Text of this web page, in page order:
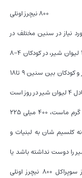
800 نیچرز اونلی
میزان کلسیم مورد نیاز در سنین مختلف در
کودکان یک ساله (۵۰۰ میلی گرم در روز) یا معادل ۲ لیوان شیر، در کودکان ۴-۸
ساله (۸۰۰ میلی گرم در روز) یا معادل ۳ لیوان شیر و کودکان بین سنین ۹ تا۱۸
۲۲۵ گرم شیر حاوی ۳۰۰ میلی گرم کلسیم است و ۲۲۵ گرم ماست، ۴۰۰ میلی
کلسیم شان به لبنیات و
را دوست نداشته باشد یا
حتی به آن حساسیت داشته باشد، می توانید از سوپراکل 800 نیچرز اونلی